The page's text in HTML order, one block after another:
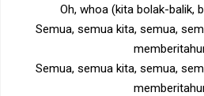
Oh, whoa (kita bolak-balik,
Semua, semua kita, semua,
Semua, semua kita, semua,